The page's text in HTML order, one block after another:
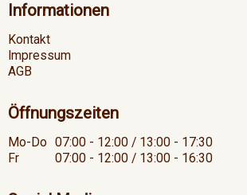
Informationen
Kontakt
Impressum
AGB
Öffnungszeiten
Mo-Do
07:00 - 12:00 / 13:00 - 17:30
Fr
07:00 - 12:00 / 13:00 - 16:30